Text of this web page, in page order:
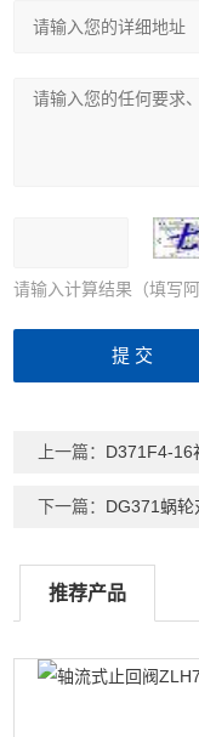
请输入计算结果（填写
上一篇： D371F4-16
下一篇： DG371蜗轮
推荐产品